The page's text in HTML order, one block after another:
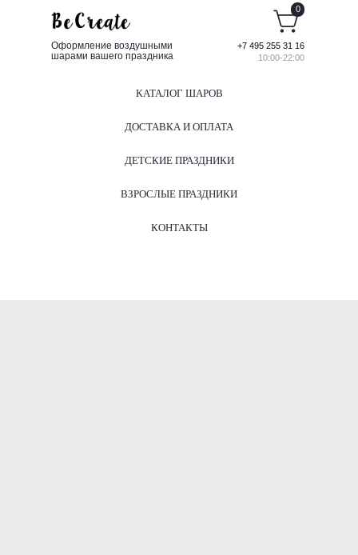
Оформление воздушными
шарами вашего праздника
+7 495 255 31 16
10:00-22:00
0
КАТАЛОГ ШАРОВ
ДОСТАВКА И ОПЛАТА
ДЕТСКИЕ ПРАЗДНИКИ
ВЗРОСЛЫЕ ПРАЗДНИКИ
КОНТАКТЫ